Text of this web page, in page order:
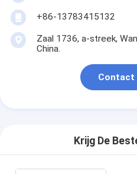
+86-13783415132
Zaal 1736, a-streek,
China.
Contact
Krijg De